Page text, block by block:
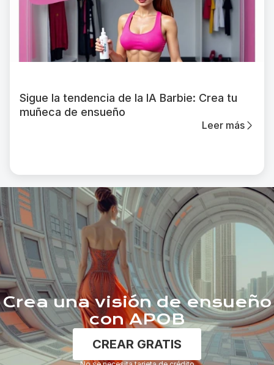
Sigue la tendencia de la IA Barbie: Crea tu
muñeca de ensueño
Leer más
Crea una visión de ensueño
con APOB
CREAR GRATIS